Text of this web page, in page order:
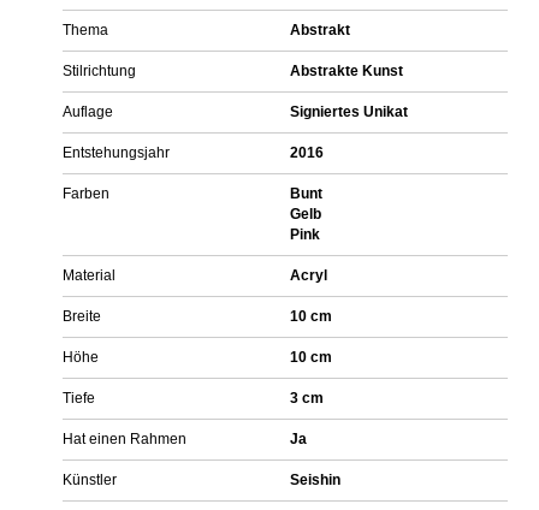
Thema Abstrakt
Stilrichtung Abstrakte Kunst
Auflage Signiertes Unikat
Entstehungsjahr 2016
Farben
Bunt
Gelb
Pink
Material Acryl
Breite 10 cm
Höhe 10 cm
Tiefe 3 cm
Hat einen Rahmen Ja
Künstler Seishin